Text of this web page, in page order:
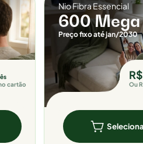
cartão
Nio Fibra Essencial
600 Mega
Preço fixo até jan/2030
Ou